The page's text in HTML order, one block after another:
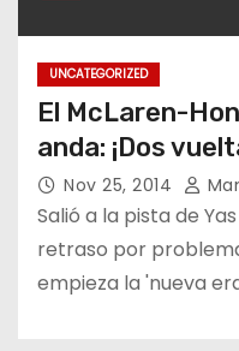
UNCATEGORIZED
El McLaren-
anda: ¡Dos
Nov 25, 2014
Salió a la pista de
retraso por
empieza la 'nueva